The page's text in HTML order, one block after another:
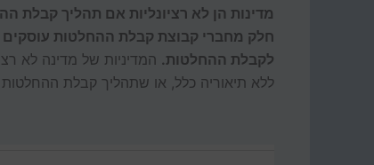
מדינות הן לא רציונליות אם תהליך קבלת
חלק מחברי קבוצת קבלת ההחלטות עוסקים
לקבלת ההחלטות. המדיניות של מדינה לא
ללא תיאוריה כלל, או שתהליך קבלת ההחלטות